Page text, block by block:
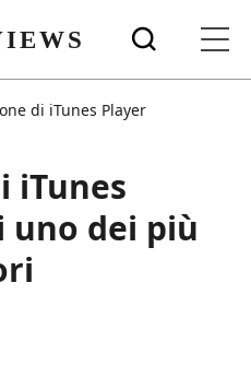
di iTunes Player
iTunes
uno dei più